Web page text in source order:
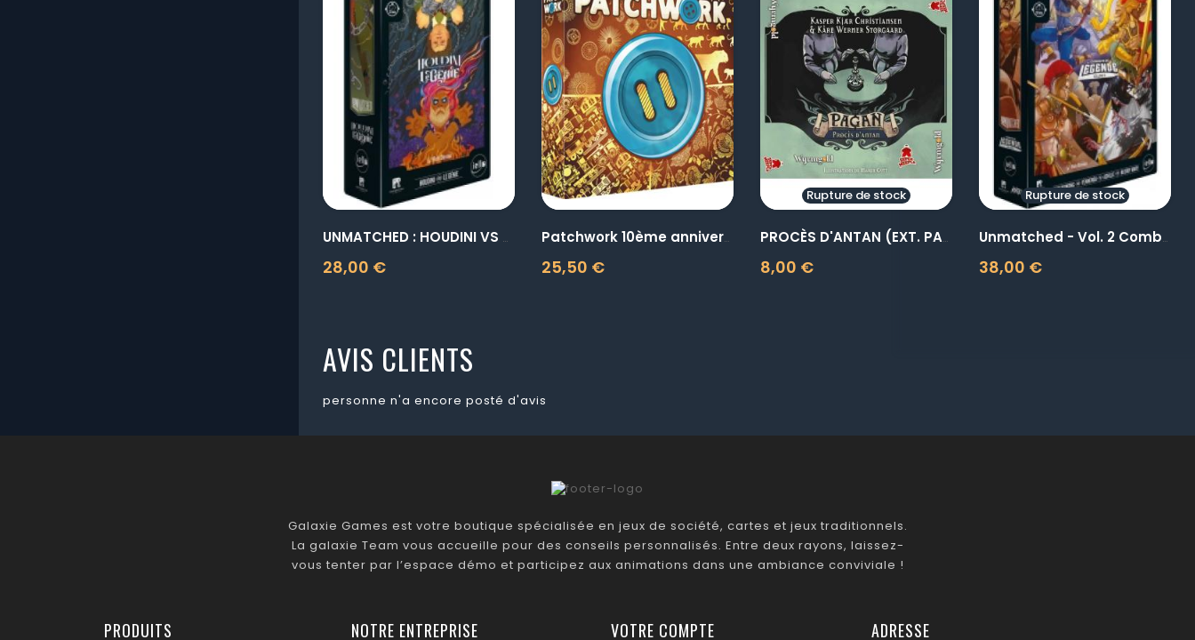
visibility
UNMATCHED : HOUDINI VS GENIE
28,00 €
Prix
visibility
Patchwork 10ème anniversaire
25,50 €
Prix
visibility
Rupture de stock
PROCÈS D'ANTAN (EXT. PAGAN...
8,00 €
Prix
visibility
Rupture de stock
Unmatched - Vol. 2 Combats...
38,00 €
Prix
AVIS CLIENTS
personne n'a encore posté d'avis
Galaxie Games est votre boutique spécialisée en jeux de société, cartes et jeux traditionnels.
La galaxie Team vous accueille pour des conseils personnalisés. Entre deux rayons, laissez-
vous tenter par l’espace démo et participez aux animations dans une ambiance conviviale !
PRODUITS NOTRE ENTREPRISE VOTRE COMPTE ADRESSE